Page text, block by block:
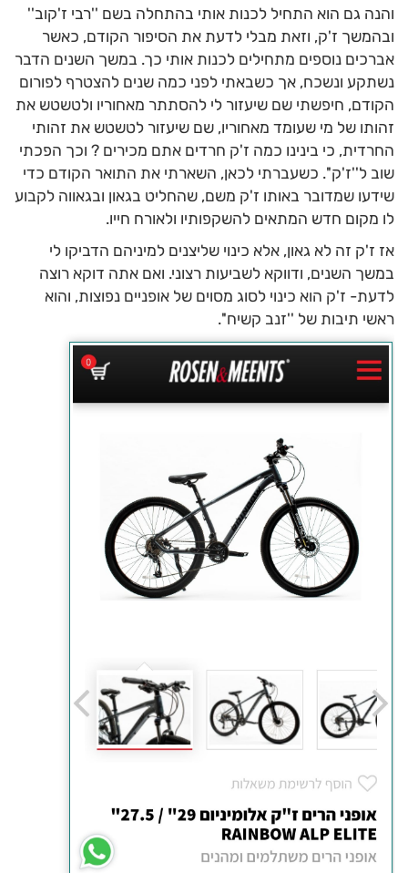
והנה גם הוא התחיל לכנות אותי בהתחלה בשם ''רבי ז'קוב''
ובהמשך ז'ק, וזאת מבלי לדעת את הסיפור הקודם, כאשר
אברכים נוספים מתחילים לכנות אותי כך. במשך השנים הדבר
נשתקע ונשכח, אך כשבאתי לפני כמה שנים להצטרף לפורום
הקודם, חיפשתי שם שיעזור לי להסתתר מאחוריו ולטשטש את
זהותו של מי שעומד מאחוריו, שם שיעזור לטשטש את זהותי
החרדית, כי בינינו כמה ז'ק חרדים אתם מכירים ? וכך הפכתי
שוב ל''ז'ק''. כשעברתי לכאן, השארתי את התואר הקודם כדי
שידעו שמדובר באותו ז'ק משם, שהחליט בגאון ובגאווה לקבוע
לו מקום חדש המתאים להשקפותיו ולאורח חייו.
אז ז'ק זה לא גאון, אלא כינוי שליצנים למיניהם הדביקו לי
במשך השנים, ודווקא לשביעות רצוני. ואם אתה דוקא רוצה
לדעת- ז'ק הוא כינוי לסוג מסוים של אופניים נפוצות, והוא
ראשי תיבות של ''זנב קשיח''.